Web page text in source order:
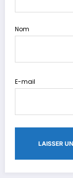
Nom
E-mail